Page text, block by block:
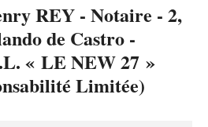
REY - Notaire - 2,
de Castro -
« LE NEW 27 »
Limitée)